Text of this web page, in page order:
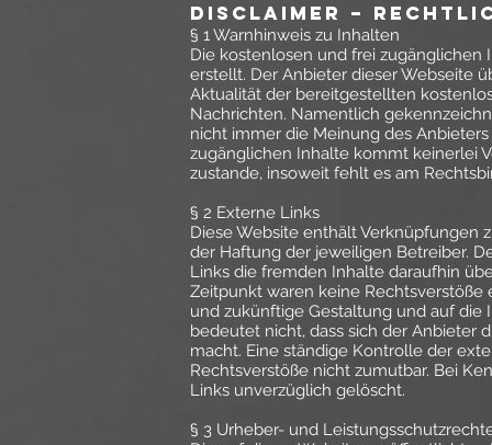
Disclaimer –
§ 1 Warnhinweis zu Inhalten
Die kostenlosen und frei
erstellt. Der Anbieter dieser Webseite
Aktualität der bereitgestellten
Nachrichten. Namentlich
nicht immer die Meinung des
zugänglichen Inhalte kommt keinerlei
zustande, insoweit fehlt es am
§ 2 Externe Links
Diese Website enthält Verknüpfungen
der Haftung der jeweiligen Betreiber.
Links die fremden Inhalte daraufhin
Zeitpunkt waren keine Rechtsverstöße
und zukünftige Gestaltung und auf die
bedeutet nicht, dass sich der Anbieter
macht. Eine ständige Kontrolle der
Rechtsverstöße nicht zumutbar. Bei
Links unverzüglich gelöscht.
§ 3 Urheber- und